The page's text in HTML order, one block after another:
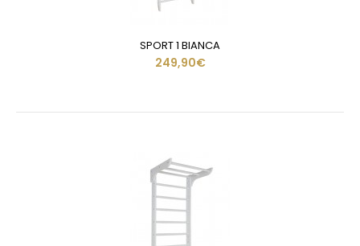
SPORT 1 BIANCA
249,90€